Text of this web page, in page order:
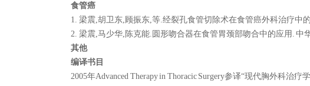
食管癌
1. 梁震,胡卫东,顾振东,等.经裂孔食管切除术在食管癌外科治疗中的
2. 梁震,马少华,陈克能.圆形吻合器在食管胃颈部吻合中的应用. 中华
其他
编译书目
2005年Advanced Therapy in Thoracic Surgery参译“现代胸外科治疗